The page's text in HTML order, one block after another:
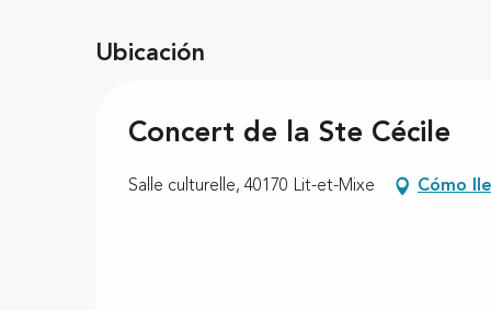
Ubicación
Concert de la Ste Cécile
Salle culturelle, 40170 Lit-et-Mixe Cómo